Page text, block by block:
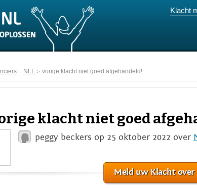
Klacht
NLE vorige klacht niet goed afgehandeld!
klacht niet goed
peggy beckers op 25 oktober 2022 over
Meld uw Klacht over